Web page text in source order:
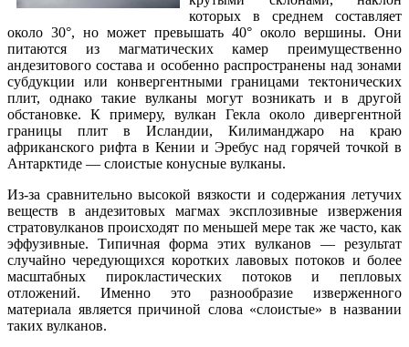
которых в среднем составляет
около 30°, но может превышать 40° около вершины. Они
питаются из магматических камер преимущественно
андезитового состава и особенно распространены над зонами
субдукции или конвергентными границами тектонических
плит, однако такие вулканы могут возникать и в другой
обстановке. К примеру, вулкан Гекла около дивергентной
границы плит в Исландии, Килиманджаро на краю
африканского рифта в Кении и Эребус над горячей точкой в
Антарктиде — слоистые конусные вулканы.
Из-за сравнительно высокой вязкости и содержания летучих
веществ в андезитовых магмах эксплозивные извержения
стратовулканов происходят по меньшей мере так же часто, как
эффузивные. Типичная форма этих вулканов — результат
случайно чередующихся коротких лавовых потоков и более
масштабных пирокластических потоков и пепловых
отложений. Именно это разнообразие изверженного
материала является причиной слова «слоистые» в названии
таких вулканов.